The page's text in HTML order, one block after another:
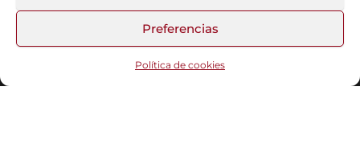
Preferencias
Política de cookies
Funciona gracias aWordPress |Tema:Head Blog